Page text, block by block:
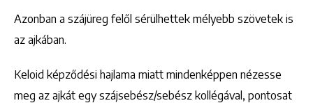
Azonban a szájüreg felől sérülhettek mélyebb szövetek is
az ajkában.
Keloid képződési hajlama miatt mindenképpen nézesse
meg az ajkát egy szájsebész/sebész kollégával, pontosat